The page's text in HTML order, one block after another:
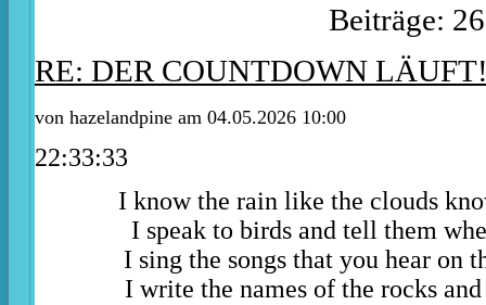
Beiträge:
RE: DER COUNTDOWN
von hazelandpine am 04.05.2026 10:00
22:33:33
I know the rain like the clouds
I speak to birds and tell them
I sing the songs that you hear on
I write the names of the rocks